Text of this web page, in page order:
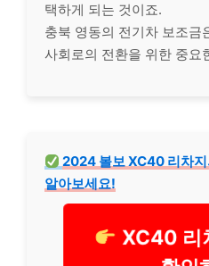
택하게 되는 것이죠.
충북 영동의 전기차 보조금
사회로의 전환을 위한 중요
2024 볼보 XC40 리차지
알아보세요!
XC40 리